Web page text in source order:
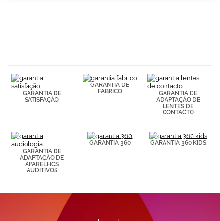
Puedes
consultar más
información en
nuestra
GARANTIA DE
SATISFAÇÃO
GARANTIA DE
FABRICO
GARANTIA DE
ADAPTAÇÃO DE
LENTES DE
CONTACTO
GARANTIA DE
ADAPTAÇÃO DE
APARELHOS
AUDITIVOS
GARANTIA 360 GARANTIA 360 KIDS